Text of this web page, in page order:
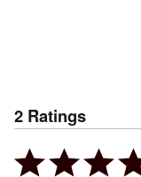
2 Ratings